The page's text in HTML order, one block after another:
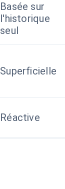
Basée sur
l'historique
seul
Superficielle
Réactive